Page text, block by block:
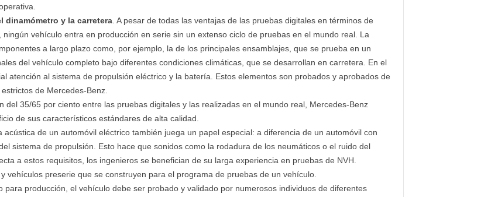
dinamómetro y la carretera. A pesar de todas las ventajas de las pruebas digitales en términos de
vehículo entra en producción en serie sin un extenso ciclo de pruebas en el mundo real. La
a largo plazo como, por ejemplo, la de los principales ensamblajes, que se prueba en un
del vehículo completo bajo diferentes condiciones climáticas, que se desarrollan en carretera. En el
atención al sistema de propulsión eléctrico y la batería. Estos elementos son probados y aprobados de
de Mercedes-Benz.
del 35/65 por ciento entre las pruebas digitales y las realizadas en el mundo real, Mercedes-Benz
de sus característicos estándares de alta calidad.
acústica de un automóvil eléctrico también juega un papel especial: a diferencia de un automóvil con
sistema de propulsión. Esto hace que sonidos como la rodadura de los neumáticos o el ruido del
a estos requisitos, los ingenieros se benefician de su larga experiencia en pruebas de NVH.
vehículos preserie que se construyen para el programa de pruebas de un vehículo.
para producción, el vehículo debe ser probado y validado por numerosos individuos de diferentes